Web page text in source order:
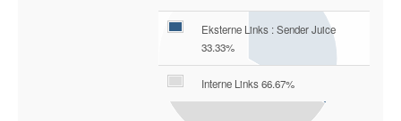
Eksterne Links : Sender Juice
33.33%
Interne Links 66.67%